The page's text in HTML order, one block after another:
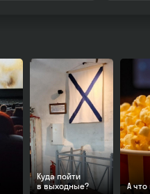
Куда пойти
в выходные?
А что